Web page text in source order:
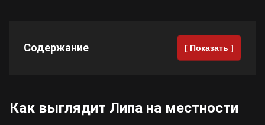
Cyberpunk 2077
Содержание [ Показать ]
Как выглядит Липа на местности